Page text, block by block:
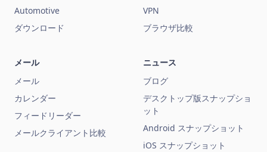
Automotive
ダウンロード
VPN
ブラウザ比較
メール
メール
カレンダー
フィードリーダー
メールクライアント比較
ニュース
ブログ
デスクトップ版スナップショ
ット
Android スナップショット
iOS スナップショット